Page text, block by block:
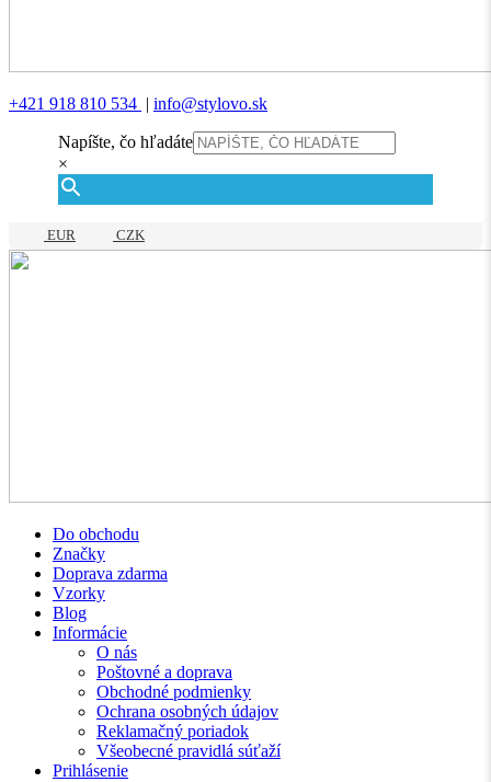
+421 918 810 534 | info@stylovo.sk
Napíšte, čo hľadáte
×
EUR CZK
Do obchodu
Značky
Doprava zdarma
Vzorky
Blog
Informácie
O nás
Poštovné a doprava
Obchodné podmienky
Ochrana osobných údajov
Reklamačný poriadok
Všeobecné pravidlá súťaží
Prihlásenie